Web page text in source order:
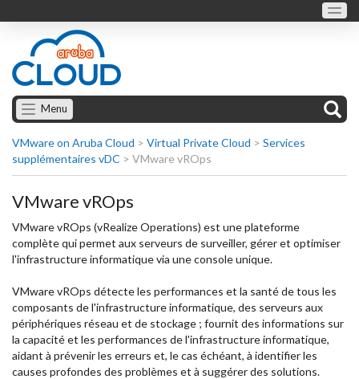
Menu
VMware on Aruba Cloud > Virtual Private Cloud > Services
supplémentaires vDC > VMware vROps
VMware vROps
VMware vROps (vRealize Operations) est une plateforme
complète qui permet aux serveurs de surveiller, gérer et optimiser
l'infrastructure informatiquevia une console unique.
VMware vROps détecte les performances et la santé de tous les
composants de l'infrastructure informatique, des serveurs aux
périphériques réseau et de stockage ; fournit des informations sur
la capacité et les performances de l'infrastructure informatique,
aidant à prévenir les erreurs et, le cas échéant, à identifier les
causes profondes des problèmes et à suggérer des solutions.